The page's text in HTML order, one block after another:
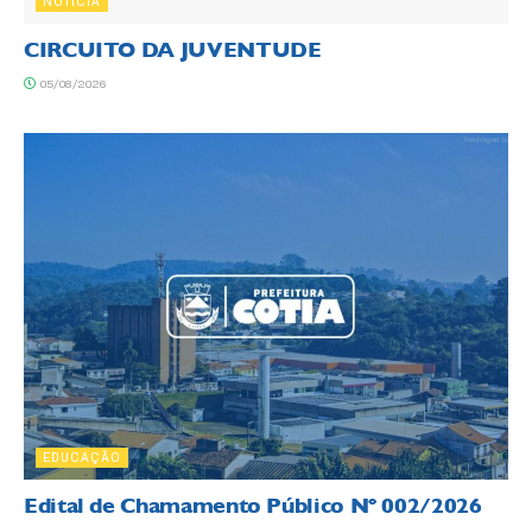
CIRCUITO DA JUVENTUDE
05/08/2026
EDUCAÇÃO
Edital de Chamamento Público Nº 002/2026